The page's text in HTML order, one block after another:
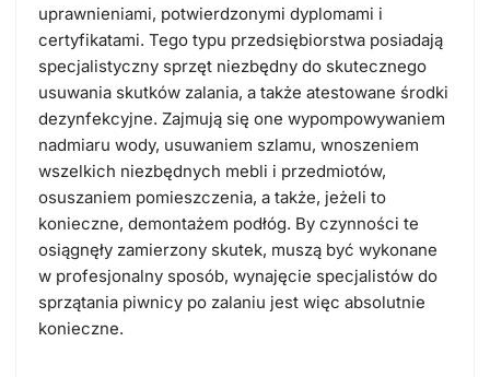
uprawnieniami, potwierdzonymi dyplomami i
certyfikatami. Tego typu przedsiębiorstwa posiadają
specjalistyczny sprzęt niezbędny do skutecznego
usuwania skutków zalania, a także atestowane środki
dezynfekcyjne. Zajmują się one wypompowywaniem
nadmiaru wody, usuwaniem szlamu, wnoszeniem
wszelkich niezbędnych mebli i przedmiotów,
osuszaniem pomieszczenia, a także, jeżeli to
konieczne, demontażem podłóg. By czynności te
osiągnęły zamierzony skutek, muszą być wykonane
w profesjonalny sposób, wynajęcie specjalistów do
sprzątania piwnicy po zalaniu jest więc absolutnie
konieczne.